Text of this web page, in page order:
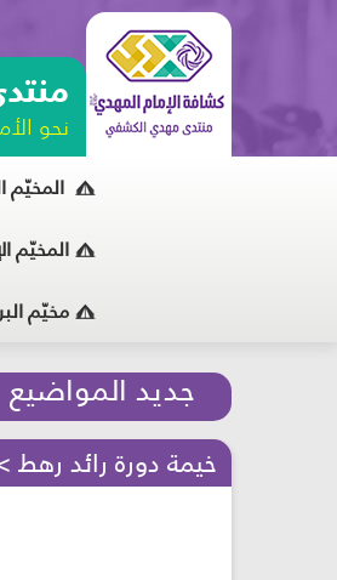
نحو
المخيّم
مخيّم
جديد المواضيع
خيمة دورة رائد